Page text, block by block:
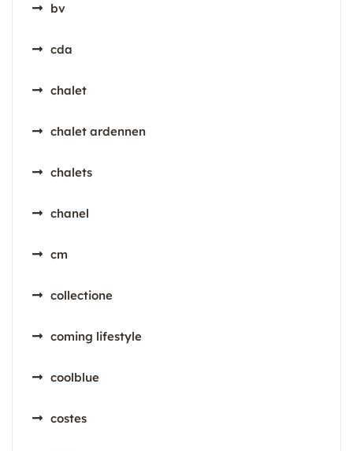
bv
cda
chalet
chalet ardennen
chalets
chanel
cm
collectione
coming lifestyle
coolblue
costes